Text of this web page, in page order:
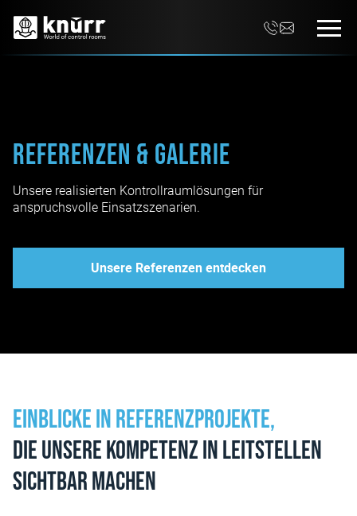
Referenzen & Galerie
Unsere realisierten Kontrollraumlösungen für
anspruchsvolle Einsatzszenarien.
Unsere Referenzen entdecken
Einblicke in Referenzprojekte,
die unsere Kompetenz in Leitstellen
sichtbar machen